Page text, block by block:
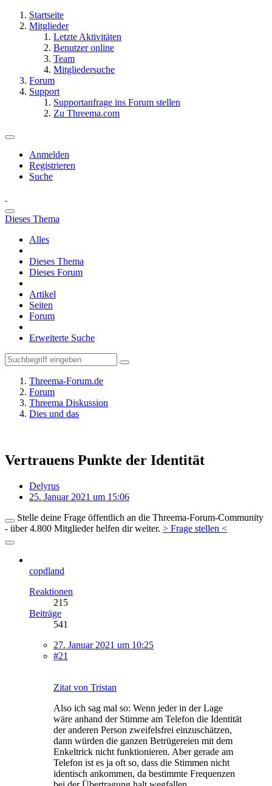
Startseite
Mitglieder
Letzte Aktivitäten
Benutzer online
Team
Mitgliedersuche
Forum
Support
Supportanfrage ins Forum stellen
Zu Threema.com
Anmelden
Registrieren
Suche
Dieses Thema
Alles
Dieses Thema
Dieses Forum
Artikel
Seiten
Forum
Erweiterte Suche
Threema-Forum.de
Forum
Threema Diskussion
Dies und das
Vertrauens Punkte der Identität
Delyrus
25. Januar 2021 um 15:06
Stelle deine Frage öffentlich an die Threema-Forum-Community
- über 4.800 Mitglieder helfen dir weiter. > Frage stellen <
copdland
Reaktionen
215
Beiträge
541
27. Januar 2021 um 10:25
#21
Zitat von Tristan
Also ich sag mal so: Wenn jeder in der Lage
wäre anhand der Stimme am Telefon die Identität
der anderen Person zweifelsfrei einzuschätzen,
dann würden die ganzen Betrügereien mit dem
Enkeltrick nicht funktionieren. Aber gerade am
Telefon ist es ja oft so, dass die Stimmen nicht
identisch ankommen, da bestimmte Frequenzen